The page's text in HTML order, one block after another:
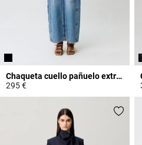
Chaqueta cuello pañuelo extraíble
295 €
4,6 out of 5 Customer Rating